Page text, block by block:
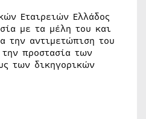
Εταιρειών Ελλάδος
με τα μέλη του και
την αντιμετώπιση του
προστασία των
των δικηγορικών